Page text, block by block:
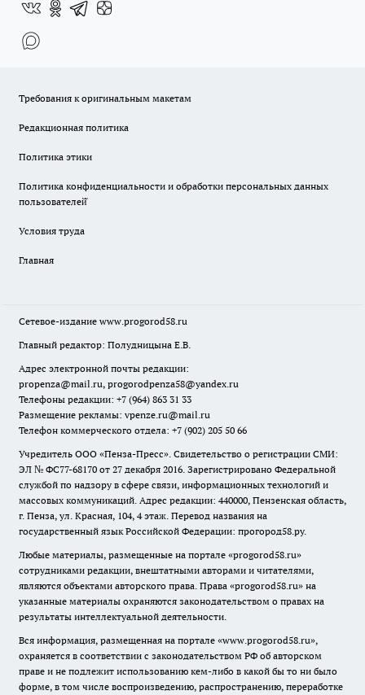
Требования к оригинальным макетам
Редакционная политика
Политика этики
Политика конфиденциальности и обработки персональных данных
пользователей̆
Условия труда
Главная
Сетевое-издание www.progorod58.ru
Главный редактор: Полудницына Е.В.
Адрес электронной почты редакции:
propenza@mail.ru, progorodpenza58@yandex.ru
Телефоны редакции: +7 (964) 863 31 33
Размещение рекламы: vpenze.ru@mail.ru
Телефон коммерческого отдела: +7 (902) 205 50 66
Учредитель ООО «Пенза-Пресс». Свидетельство о регистрации СМИ:
ЭЛ № ФС77-68170 от 27 декабря 2016. Зарегистрировано Федеральной
службой по надзору в сфере связи, информационных технологий и
массовых коммуникаций. Адрес редакции: 440000, Пензенская область,
г. Пенза, ул. Красная, 104, 4 этаж. Перевод названия на
государственный язык Российской Федерации: прогород58.ру.
Любые материалы, размещенные на портале «progorod58.ru»
сотрудниками редакции, внештатными авторами и читателями,
являются объектами авторского права. Права «progorod58.ru» на
указанные материалы охраняются законодательством о правах на
результаты интеллектуальной деятельности.
Вся информация, размещенная на портале «www.progorod58.ru»,
охраняется в соответствии с законодательством РФ об авторском
праве и не подлежит использованию кем-либо в какой бы то ни было
форме, в том числе воспроизведению, распространению, переработке